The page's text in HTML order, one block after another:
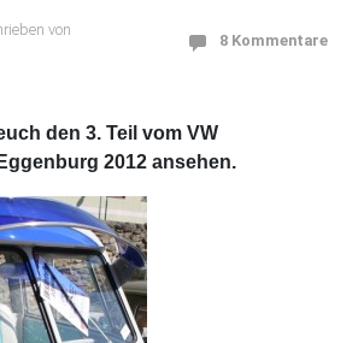
von
8 Kommentare
den 3. Teil vom VW
2012 ansehen.